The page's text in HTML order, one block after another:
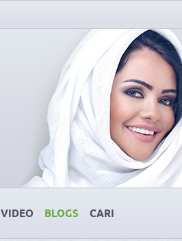
VIDEO BLOGS CARI